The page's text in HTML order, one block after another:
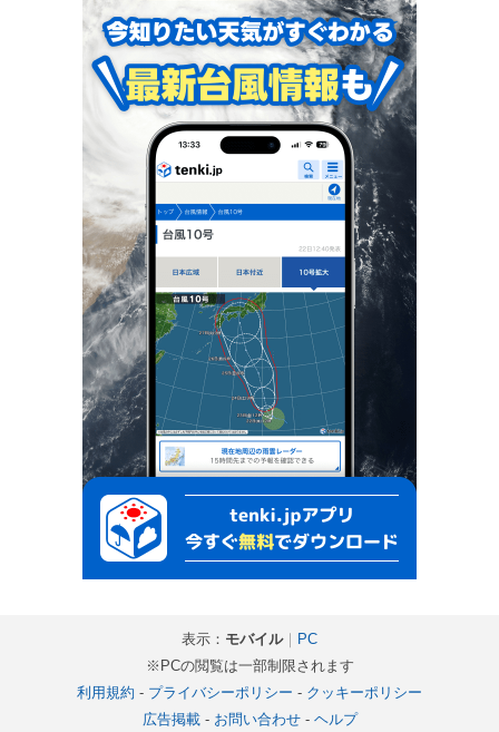
表示： モバイル｜ PC
※PCの閲覧は一部制限されます
利用規約 - プライバシーポリシー - クッキーポリシー
広告掲載- お問い合わせ- ヘルプ